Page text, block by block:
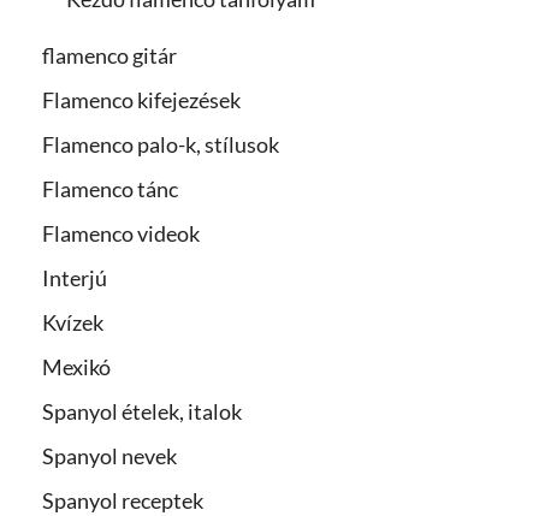
flamenco gitár
Flamenco kifejezések
Flamenco palo-k, stílusok
Flamenco tánc
Flamenco videok
Interjú
Kvízek
Mexikó
Spanyol ételek, italok
Spanyol nevek
Spanyol receptek